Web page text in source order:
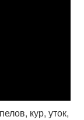
кур, уток,